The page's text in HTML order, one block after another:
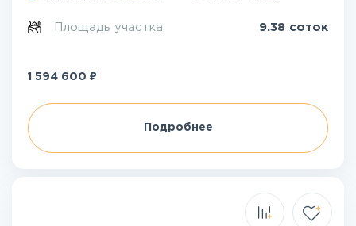
Площадь участка: 9.38 соток
1 594 600 ₽
Подробнее